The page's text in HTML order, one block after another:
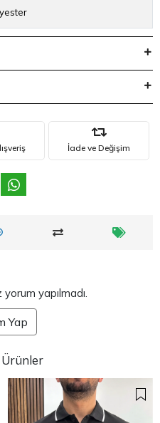
İade ve Değişim
yapılmadı.
Yap